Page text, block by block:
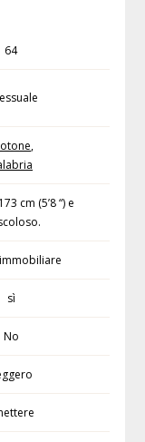
64
,
cm (5’8 “) e
sì
No